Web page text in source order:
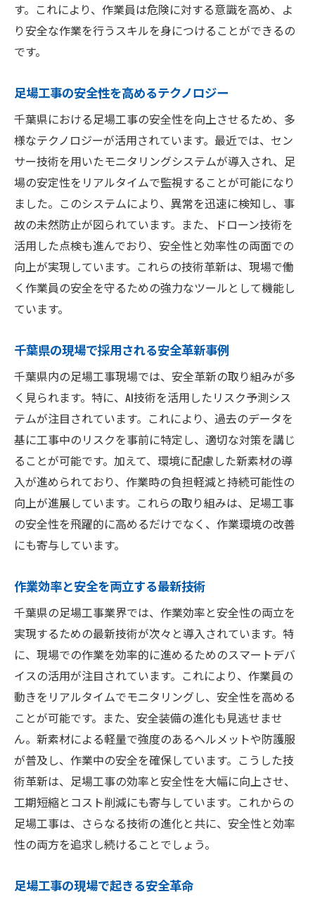
す。これにより、作業員は危険に対する意識を高め、よ
り安全な作業を行うスキルを身につけることができるの
です。
足場工事の安全性を高めるテクノロジー
千葉県における足場工事の安全性を向上させるため、多
様なテクノロジーが活用されています。最近では、セン
サー技術を用いたモニタリングシステムが導入され、足
場の安定性をリアルタイムで監視することが可能になり
ました。このシステムにより、異常を迅速に検知し、事
故の未然防止が図られています。また、ドローン技術を
活用した点検も進んでおり、安全性と効率性の両面での
向上が実現しています。これらの技術革新は、現場で働
く作業員の安全を守るための強力なツールとして機能し
ています。
千葉県の現場で採用される安全革新事例
千葉県内の足場工事現場では、安全革新の取り組みが多
く見られます。特に、AI技術を活用したリスク予測シス
テムが注目されています。これにより、過去のデータを
基に工事中のリスクを事前に特定し、適切な対策を講じ
ることが可能です。加えて、環境に配慮した新素材の導
入が進められており、作業時の負担軽減と持続可能性の
向上が進展しています。これらの取り組みは、足場工事
の安全性を飛躍的に高めるだけでなく、作業環境の改善
にも寄与しています。
作業効率と安全を両立する最新技術
千葉県の足場工事業界では、作業効率と安全性の両立を
実現するための最新技術が次々と導入されています。特
に、現場での作業を効率的に進めるためのスマートデバ
イスの活用が注目されています。これにより、作業員の
動きをリアルタイムでモニタリングし、安全性を高める
ことが可能です。また、安全装備の進化も見逃せませ
ん。新素材による軽量で強度のあるヘルメットや防護服
が普及し、作業中の安全を確保しています。こうした技
術革新は、足場工事の効率と安全性を大幅に向上させ、
工期短縮とコスト削減にも寄与しています。これからの
足場工事は、さらなる技術の進化と共に、安全性と効率
性の両方を追求し続けることでしょう。
足場工事の現場で起きる安全革命